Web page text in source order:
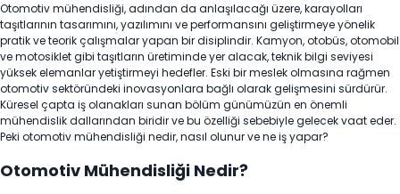
Otomotiv mühendisliği, adından da anlaşılacağı üzere, karayolları
taşıtlarının tasarımını, yazılımını ve performansını geliştirmeye yönelik
pratik ve teorik çalışmalar yapan bir disiplindir. Kamyon, otobüs, otomobil
ve motosiklet gibi taşıtların üretiminde yer alacak, teknik bilgi seviyesi
yüksek elemanlar yetiştirmeyi hedefler. Eski bir meslek olmasına rağmen
otomotiv sektöründeki inovasyonlara bağlı olarak gelişmesini sürdürür.
Küresel çapta iş olanakları sunan bölüm günümüzün en önemli
mühendislik dallarından biridir ve bu özelliği sebebiyle gelecek vaat eder.
Peki otomotiv mühendisliği nedir, nasıl olunur ve ne iş yapar?
Otomotiv Mühendisliği Nedir?